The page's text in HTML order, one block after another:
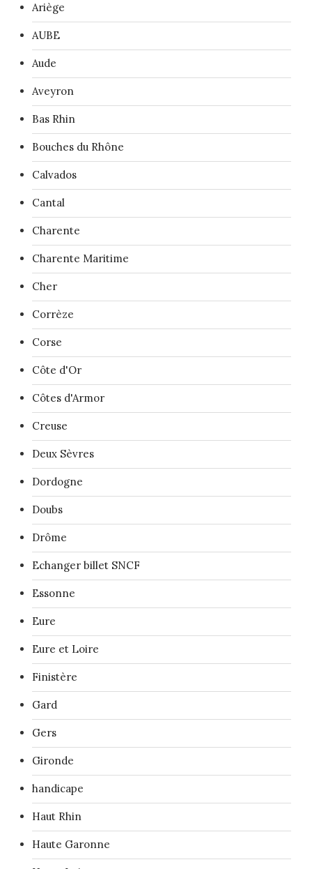
Ariège
AUBE
Aude
Aveyron
Bas Rhin
Bouches du Rhône
Calvados
Cantal
Charente
Charente Maritime
Cher
Corrèze
Corse
Côte d'Or
Côtes d'Armor
Creuse
Deux Sèvres
Dordogne
Doubs
Drôme
Echanger billet SNCF
Essonne
Eure
Eure et Loire
Finistère
Gard
Gers
Gironde
handicape
Haut Rhin
Haute Garonne